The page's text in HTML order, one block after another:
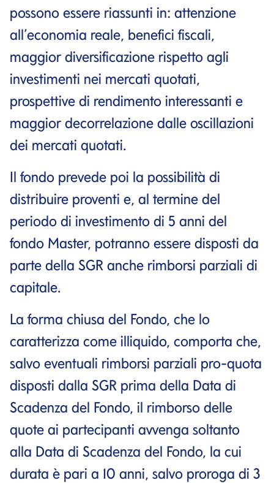
possono essere riassunti in: attenzione
all’economia reale, benefici fiscali,
maggior diversificazione rispetto agli
investimenti nei mercati quotati,
prospettive di rendimento interessanti e
maggior decorrelazione dalle oscillazioni
dei mercati quotati.
Il fondo prevede poi la possibilità di
distribuire proventi e, al termine del
periodo di investimento di 5 anni del
fondo Master, potranno essere disposti da
parte della SGR anche rimborsi parziali di
capitale.
La forma chiusa del Fondo, che lo
caratterizza come illiquido, comporta che,
salvo eventuali rimborsi parziali pro-quota
disposti dalla SGR prima della Data di
Scadenza del Fondo, il rimborso delle
quote ai partecipanti avvenga soltanto
alla Data di Scadenza del Fondo, la cui
durata è pari a 10 anni, salvo proroga di 3